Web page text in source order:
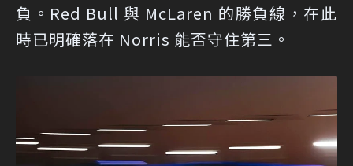
負。Red Bull 與 McLaren 的勝負線，在此
時已明確落在 Norris 能否守住第三。